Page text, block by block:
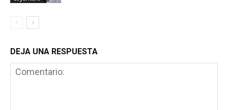
DEJA UNA RESPUESTA